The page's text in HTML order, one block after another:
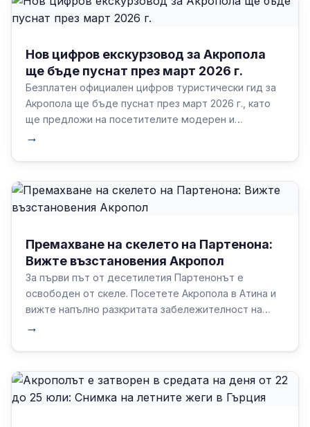
Нов цифров екскурзовод за Акропола
ще бъде пуснат през март 2026 г.
Безплатен официален цифров туристически гид за
Акропола ще бъде пуснат през март 2026 г., като
ще предложи на посетителите модерен и
→
Премахване на скелето на Партенона:
Вижте възстановения Акропол
За първи път от десетилетия Партенонът е
освободен от скеле. Посетете Акропола в Атина и
вижте напълно разкритата забележителност на
→